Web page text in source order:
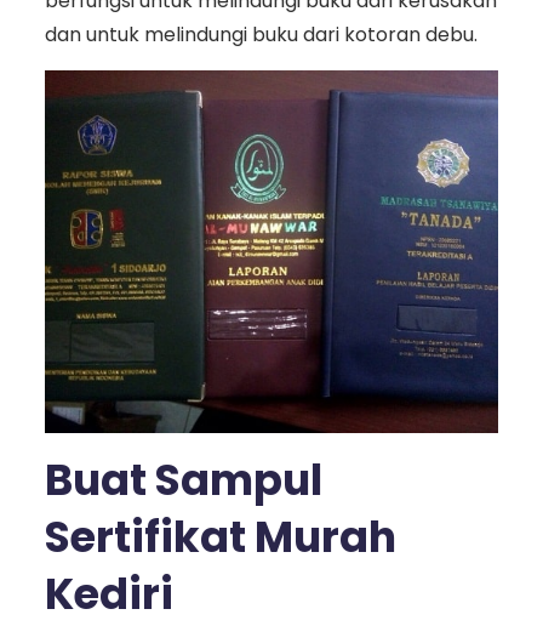
dan untuk melindungi buku dari kotoran debu.
Buat Sampul
Sertifikat Murah
Kediri